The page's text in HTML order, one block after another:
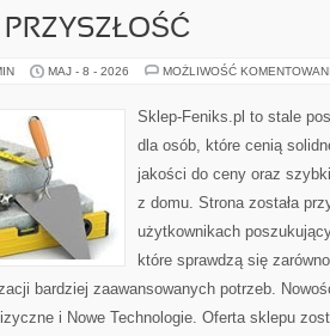
PRZYSZŁOŚĆ
MAJ - 8 - 2026 MOŻLIWOŚĆ
Sklep-Feniks.pl to stale
dla osób, które cenią
jakości do ceny oraz
z domu. Strona została
użytkownikach
które sprawdzą się
bardziej zaawansowanych potrzeb.
i Nowe Technologie. Oferta sklepu